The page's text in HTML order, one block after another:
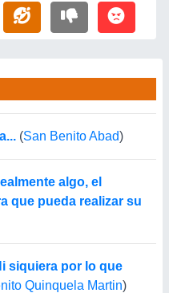
(San Benito Abad)
algo, el
que pueda realizar su
siquiera por lo que
Quinquela Martin)